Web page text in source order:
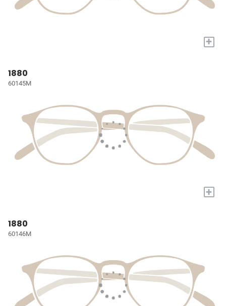
+
1880
60145M
+
1880
60146M